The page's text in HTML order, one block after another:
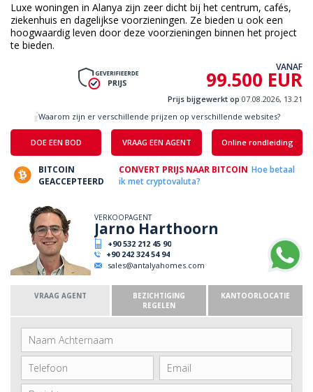
Luxe woningen in Alanya zijn zeer dicht bij het centrum, cafés,
ziekenhuis en dagelijkse voorzieningen. Ze bieden u ook een
hoogwaardig leven door deze voorzieningen binnen het project
te bieden.
VANAF
99.500 EUR
Prijs bijgewerkt op 07.08.2026, 13.21
DOE EEN BOD VRAAG EEN AGENT Online rondleiding
Waarom zijn er verschillende prijzen op verschillende websites?
BITCOIN
GEACCEPTEERD
CONVERT PRIJS NAAR BITCOIN Hoe betaal
ik met cryptovaluta?
VERKOOPAGENT
Jarno Harthoorn
+90 532 212 45 90
+90 242 324 54 94
sales@antalyahomes.com
VRAAG AGENT
BEZICHTIGING
REGELEN
KANTOORLOCATIE